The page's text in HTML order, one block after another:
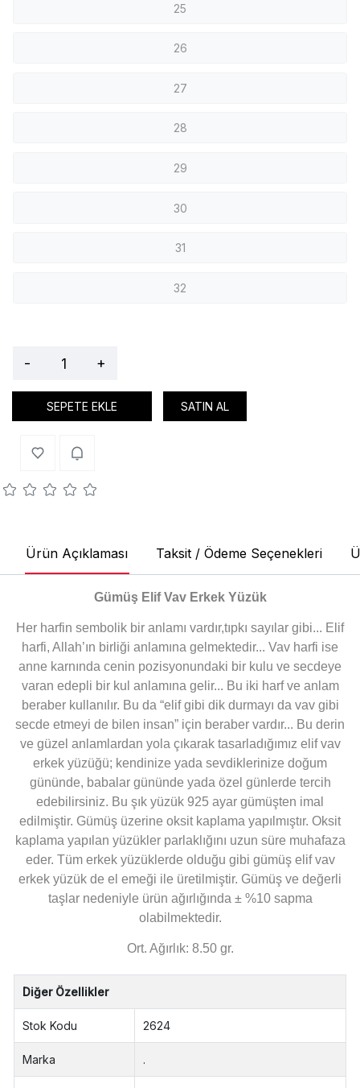
25
26
27
28
29
30
31
32
- +
SEPETE EKLE SATIN AL
Ürün Açıklaması Taksit / Ödeme Seçenekleri
Gümüş Elif Vav Erkek Yüzük
Her harfin sembolik bir anlamı vardır,tıpkı sayılar gibi... Elif
harfi, Allah’ın birliği anlamına gelmektedir... Vav harfi ise
anne karnında cenin pozisyonundaki bir kulu ve secdeye
varan edepli bir kul anlamına gelir... Bu iki harf ve anlam
beraber kullanılır. Bu da “elif gibi dik durmayı da vav gibi
secde etmeyi de bilen insan” için beraber vardır... Bu derin
ve güzel anlamlardan yola çıkarak tasarladığımız elif vav
erkek yüzüğü; kendinize yada sevdiklerinize doğum
gününde, babalar gününde yada özel günlerde tercih
edebilirsiniz. Bu şık yüzük 925 ayar gümüşten imal
edilmiştir. Gümüş üzerine oksit kaplama yapılmıştır. Oksit
kaplama yapılan yüzükler parlaklığını uzun süre muhafaza
eder. Tüm erkek yüzüklerde olduğu gibi gümüş elif vav
erkek yüzük de el emeği ile üretilmiştir. Gümüş ve değerli
taşlar nedeniyle ürün ağırlığında ± %10 sapma
olabilmektedir.
Ort. Ağırlık: 8.50 gr.
Diğer Özellikler
Stok Kodu 2624
Marka .